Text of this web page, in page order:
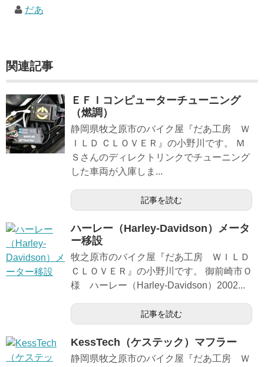
だあ
関連記事
ＥＦＩコンピューターチューニング
（燃調）
静岡県牧之原市のバイク屋『だあ工房 Ｗ
ＩＬＤ ＣＬＯＶＥＲ』の小野川です。 Ｍ
Ｓさんのディレクトリンクでチューニング
した車両が入庫しま...
記事を読む
ハーレー（Harley-Davidson）メータ
ー移設
牧之原市のバイク屋『だあ工房 ＷＩＬＤ
ＣＬＯＶＥＲ』の小野川です。 御前崎市Ｏ
様 ハーレー（Harley-Davidson）2002...
記事を読む
KessTech（ケステック）マフラー
静岡県牧之原市のバイク屋『だあ工房 Ｗ